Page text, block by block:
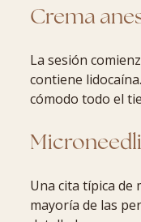
Crema
La sesión
contiene
cómodo todo el
Una cita típica de
mayoría de las